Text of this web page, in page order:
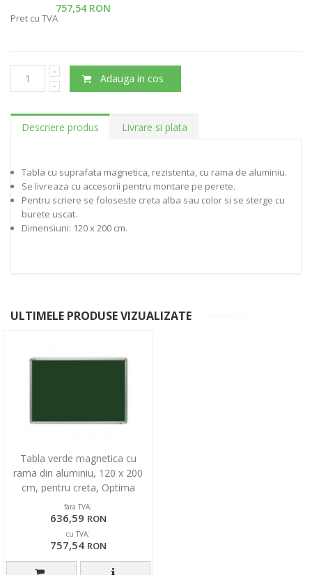
757,54 RON
Pret cu TVA
Adauga in cos
Descriere produs Livrare si plata
Tabla cu suprafata magnetica, rezistenta, cu rama de aluminiu.
Se livreaza cu accesorii pentru montare pe perete.
Pentru scriere se foloseste creta alba sau color si se sterge cu
burete uscat.
Dimensiuni: 120 x 200 cm.
ULTIMELE PRODUSE VIZUALIZATE
Tabla verde magnetica cu
rama din aluminiu, 120 x 200
cm, pentru creta, Optima
fara TVA:
636,59 RON
cu TVA:
757,54 RON